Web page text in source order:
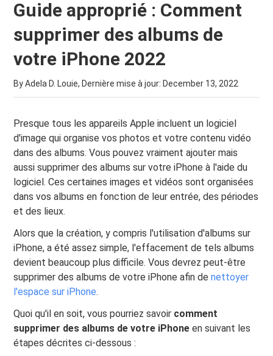
Guide approprié : Comment
supprimer des albums de
votre iPhone 2022
By Adela D. Louie, Dernière mise à jour: December 13, 2022
Presque tous les appareils Apple incluent un logiciel
d'image qui organise vos photos et votre contenu vidéo
dans des albums. Vous pouvez vraiment ajouter mais
aussi supprimer des albums sur votre iPhone à l'aide du
logiciel. Ces certaines images et vidéos sont organisées
dans vos albums en fonction de leur entrée, des périodes
et des lieux.
Alors que la création, y compris l'utilisation d'albums sur
iPhone, a été assez simple, l'effacement de tels albums
devient beaucoup plus difficile. Vous devrez peut-être
supprimer des albums de votre iPhone afin denettoyer
l'espace sur iPhone.
Quoi qu'il en soit, vous pourriez savoir comment
supprimer des albums de votre iPhone en suivant les
étapes décrites ci-dessous :